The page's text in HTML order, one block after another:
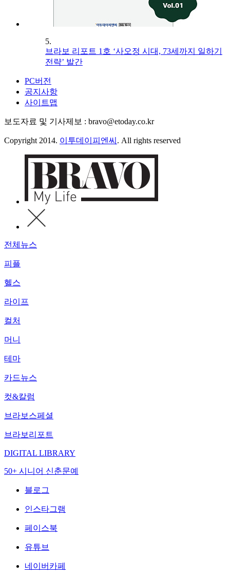
5.
브라보 리포트 1호 ‘사오정 시대, 73세까지 일하기
전략’ 발간
PC버전
공지사항
사이트맵
보도자료 및 기사제보 : bravo@etoday.co.kr
Copyright 2014. 이투데이피엔씨 . All rights reserved
전체뉴스
피플
헬스
라이프
컬처
머니
테마
카드뉴스
컷&칼럼
브라보스페셜
브라보리포트
DIGITAL LIBRARY
50+ 시니어 신춘문예
블로그
인스타그램
페이스북
유튜브
네이버카페